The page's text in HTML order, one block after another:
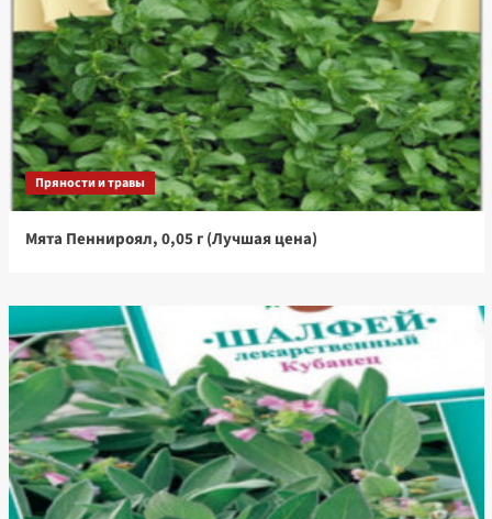
Пряности и травы
Мята Пеннироял, 0,05 г (Лучшая цена)